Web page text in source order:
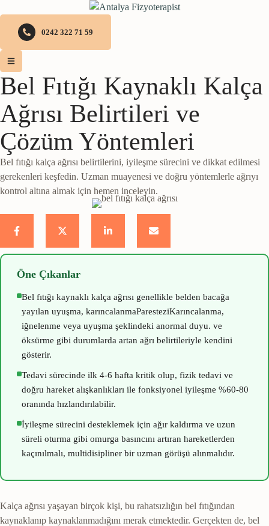
0242 322 71 59
Bel Fıtığı Kaynaklı Kalça
Ağrısı Belirtileri ve
Çözüm Yöntemleri
Bel fıtığı kalça ağrısı belirtilerini, iyileşme sürecini ve dikkat edilmesi
gerekenleri keşfedin. Uzman muayenesi ve doğru yöntemlerle ağrıyı
kontrol altına almak için hemen inceleyin.
Öne Çıkanlar
Bel fıtığı kaynaklı kalça ağrısı genellikle belden bacağa
yayılan uyuşma, karıncalanmaParesteziKarıncalanma,
iğnelenme veya uyuşma şeklindeki anormal duyu. ve
öksürme gibi durumlarda artan ağrı belirtileriyle kendini
gösterir.
Tedavi sürecinde ilk 4-6 hafta kritik olup, fizik tedavi ve
doğru hareket alışkanlıkları ile fonksiyonel iyileşme %60-80
oranında hızlandırılabilir.
İyileşme sürecini desteklemek için ağır kaldırma ve uzun
süreli oturma gibi omurga basıncını artıran hareketlerden
kaçınılmalı, multidisipliner bir uzman görüşü alınmalıdır.
Kalça ağrısı yaşayan birçok kişi, bu rahatsızlığın bel fıtığından
kaynaklanıp kaynaklanmadığını merak etmektedir. Gerçekten de, bel